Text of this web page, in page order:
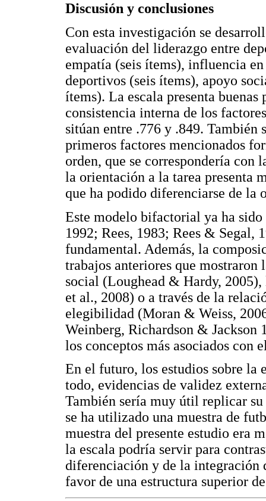
Discusión y conclusiones
Con esta investigación se
evaluación del liderazgo entre
empatía (seis ítems), influencia
deportivos (seis ítems), apoyo
ítems). La escala presenta
consistencia interna de los
sitúan entre .776 y .849. También
primeros factores mencionados
orden, que se correspondería
la orientación a la tarea presenta
que ha podido diferenciarse de la
Este modelo bifactorial ya ha
1992; Rees, 1983; Rees & Segal,
fundamental. Además, la
trabajos anteriores que mostraron
social (Loughead & Hardy,
et al., 2008) o a través de la
elegibilidad (Moran & Weiss,
Weinberg, Richardson &
los conceptos más asociados con
En el futuro, los estudios sobre la
todo, evidencias de validez
También sería muy útil replicar
se ha utilizado una muestra de
muestra del presente estudio era
la escala podría servir para
diferenciación y de la integración
favor de una estructura superior